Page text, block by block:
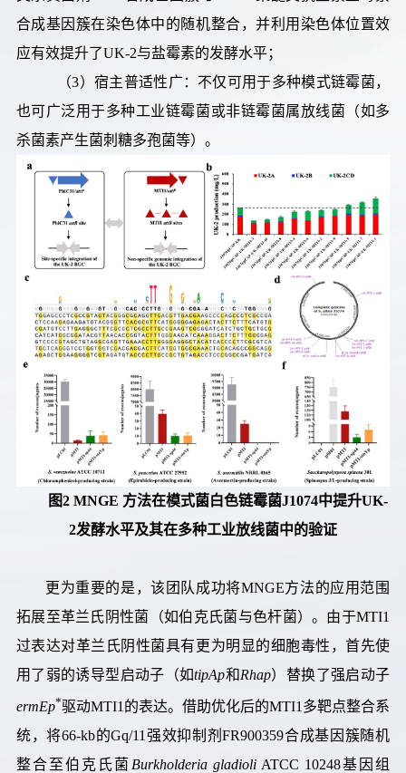
合成基因簇在染色体中的随机整合，并利用染色体位置效
应有效提升了UK-2与盐霉素的发酵水平；
（3）宿主普适性广：不仅可用于多种模式链霉菌，
也可广泛用于多种工业链霉菌或非链霉菌属放线菌（如多
杀菌素产生菌刺糖多孢菌等）。
图2 MNGE 方法在模式菌白色链霉菌J1074中提升UK-
2发酵水平及其在多种工业放线菌中的验证
更为重要的是，该团队成功将MNGE方法的应用范围
拓展至革兰氏阴性菌（如伯克氏菌与色杆菌）。由于MTI1
过表达对革兰氏阴性菌具有更为明显的细胞毒性，首先使
用了弱的诱导型启动子（如tipAp和Rhap）替换了强启动子
ermEp*驱动MTI1的表达。借助优化后的MTI1多靶点整合系
统，将66-kb的Gq/11强效抑制剂FR900359合成基因簇随机
整合至伯克氏菌 Burkholderia gladioliATCC 10248基因组